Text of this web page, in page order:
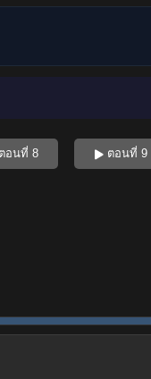
อนที่ 8 ตอนที่ 9